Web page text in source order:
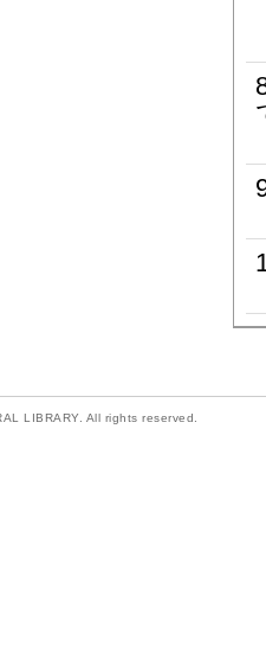
LIBRARY. All rights reserved.